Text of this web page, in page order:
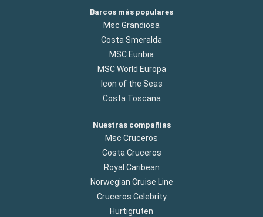
Barcos más populares
Msc Grandiosa
Costa Smeralda
MSC Euribia
MSC World Europa
Icon of the Seas
Costa Toscana
Nuestras compañías
Msc Cruceros
Costa Cruceros
Royal Caribean
Norwegian Cruise Line
Cruceros Celebrity
Hurtigruten